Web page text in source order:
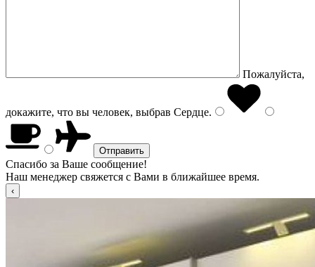
Пожалуйста,
докажите, что вы человек, выбрав Сердце.
Спасибо за Ваше сообщение!
Наш менеджер свяжется с Вами в ближайшее время.